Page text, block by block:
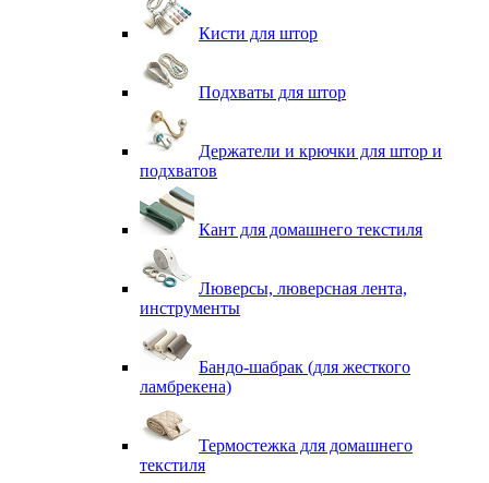
Кисти для штор
Подхваты для штор
Держатели и крючки для штор и
подхватов
Кант для домашнего текстиля
Люверсы, люверсная лента,
инструменты
Бандо-шабрак (для жесткого
ламбрекена)
Термостежка для домашнего
текстиля